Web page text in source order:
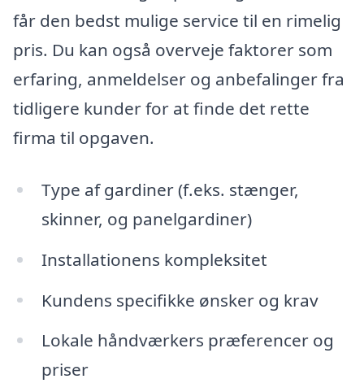
får den bedst mulige service til en rimelig
pris. Du kan også overveje faktorer som
erfaring, anmeldelser og anbefalinger fra
tidligere kunder for at finde det rette
firma til opgaven.
Type af gardiner (f.eks. stænger,
skinner, og panelgardiner)
Installationens kompleksitet
Kundens specifikke ønsker og krav
Lokale håndværkers præferencer og
priser